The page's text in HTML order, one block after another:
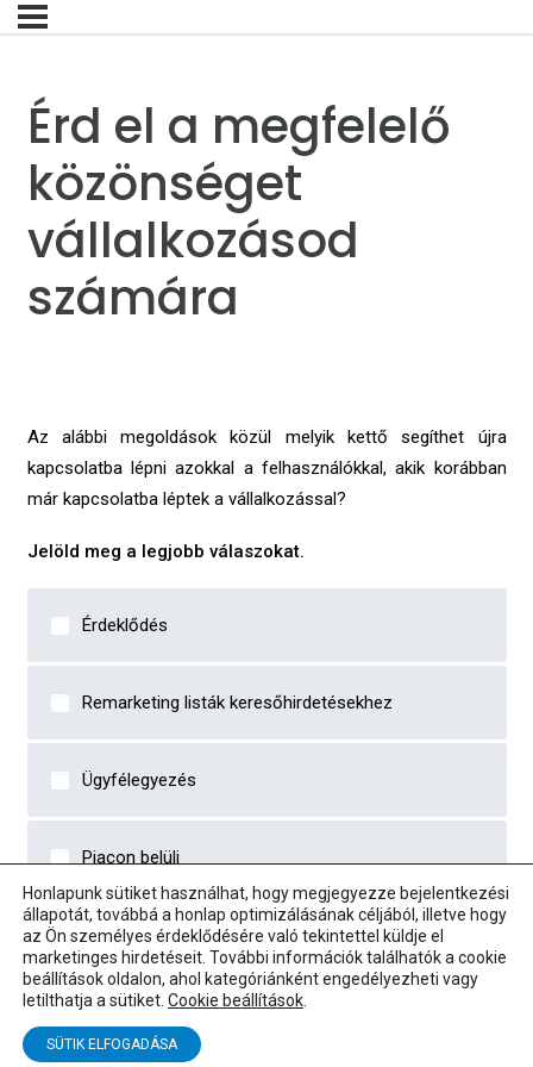
Érd el a megfelelő
közönséget
vállalkozásod
számára
Az alábbi megoldások közül melyik kettő segíthet újra
kapcsolatba lépni azokkal a felhasználókkal, akik korábban
már kapcsolatba léptek a vállalkozással?
Jelöld meg a legjobb válaszokat.
Érdeklődés
Remarketing listák keresőhirdetésekhez
Ügyfélegyezés
Piacon belüli
Honlapunk sütiket használhat, hogy megjegyezze bejelentkezési
állapotát, továbbá a honlap optimizálásának céljából, illetve hogy
az Ön személyes érdeklődésére való tekintettel küldje el
marketinges hirdetéseit. További információk találhatók a cookie
beállítások oldalon, ahol kategóriánként engedélyezheti vagy
letilthatja a sütiket. Cookie beállítások
SÜTIK ELFOGADÁSA